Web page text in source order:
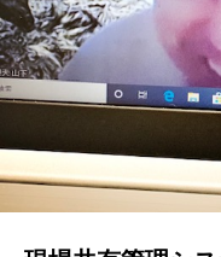
株式会社かなう家の紹介
STAFF
スタッフ紹介
BLOG
「本日も絶好調さまです